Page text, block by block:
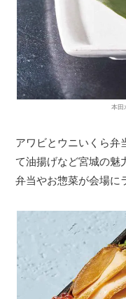
本田
アワビとウニいくら弁
て油揚げなど宮城の魅
弁当やお惣菜が会場に